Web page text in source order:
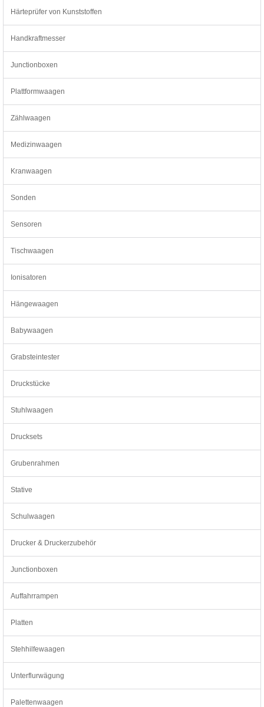
Härteprüfer von Kunststoffen
Handkraftmesser
Junctionboxen
Plattformwaagen
Zählwaagen
Medizinwaagen
Kranwaagen
Sonden
Sensoren
Tischwaagen
Ionisatoren
Hängewaagen
Babywaagen
Grabsteintester
Druckstücke
Stuhlwaagen
Drucksets
Grubenrahmen
Stative
Schulwaagen
Drucker & Druckerzubehör
Junctionboxen
Auffahrrampen
Platten
Stehhilfewaagen
Unterflurwägung
Palettenwaagen